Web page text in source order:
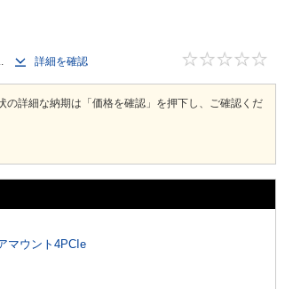
詳細を確認
詳細な納期は「価格を確認」を押下し、ご確認くだ
マウント4PCIe